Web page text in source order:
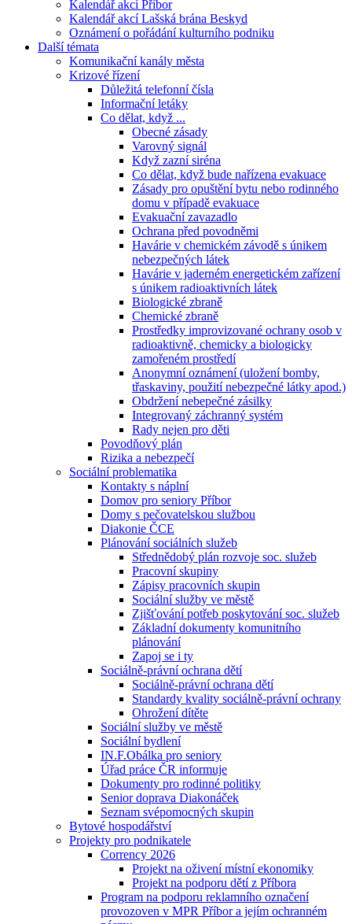
Kalendář akcí Příbor
Kalendář akcí Lašská brána Beskyd
Oznámení o pořádání kulturního podniku
Další témata
Komunikační kanály města
Krizové řízení
Důležitá telefonní čísla
Informační letáky
Co dělat, když ...
Obecné zásady
Varovný signál
Když zazní siréna
Co dělat, když bude nařízena evakuace
Zásady pro opuštění bytu nebo rodinného
domu v případě evakuace
Evakuační zavazadlo
Ochrana před povodněmi
Havárie v chemickém závodě s únikem
nebezpečných látek
Havárie v jaderném energetickém zařízení
s únikem radioaktivních látek
Biologické zbraně
Chemické zbraně
Prostředky improvizované ochrany osob v
radioaktivně, chemicky a biologicky
zamořeném prostředí
Anonymní oznámení (uložení bomby,
třaskaviny, použití nebezpečné látky apod.)
Obdržení nebepečné zásilky
Integrovaný záchranný systém
Rady nejen pro děti
Povodňový plán
Rizika a nebezpečí
Sociální problematika
Kontakty s náplní
Domov pro seniory Příbor
Domy s pečovatelskou službou
Diakonie ČCE
Plánování sociálních služeb
Střednědobý plán rozvoje soc. služeb
Pracovní skupiny
Zápisy pracovních skupin
Sociální služby ve městě
Zjišťování potřeb poskytování soc. služeb
Základní dokumenty komunitního
plánování
Zapoj se i ty
Sociálně-právní ochrana dětí
Sociálně-právní ochrana dětí
Standardy kvality sociálně-právní ochrany
Ohrožení dítěte
Sociální služby ve městě
Sociální bydlení
IN.F.Obálka pro seniory
Úřad práce ČR informuje
Dokumenty pro rodinné politiky
Senior doprava Diakonáček
Seznam svépomocných skupin
Bytové hospodářství
Projekty pro podnikatele
Corrency 2026
Projekt na oživení místní ekonomiky
Projekt na podporu dětí z Příbora
Program na podporu reklamního označení
provozoven v MPR Příbor a jejím ochranném